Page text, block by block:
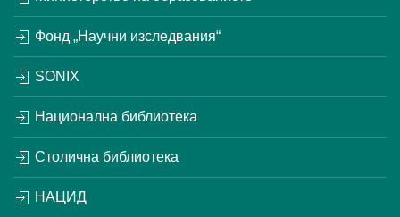
Фонд „Научни изследвания“
SONIX
Национална библиотека
Столична библиотека
НАЦИД